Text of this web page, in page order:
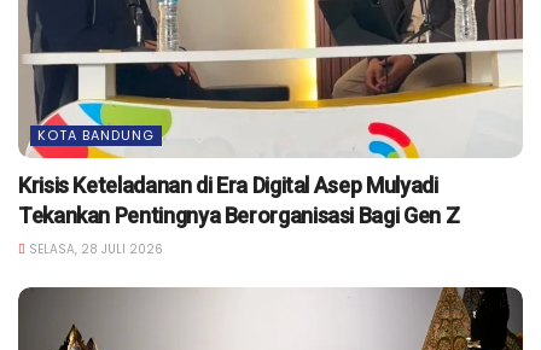
KOTA BANDUNG
Krisis Keteladanan di Era Digital Asep Mulyadi
Tekankan Pentingnya Berorganisasi Bagi Gen Z
SELASA, 28 JULI 2026